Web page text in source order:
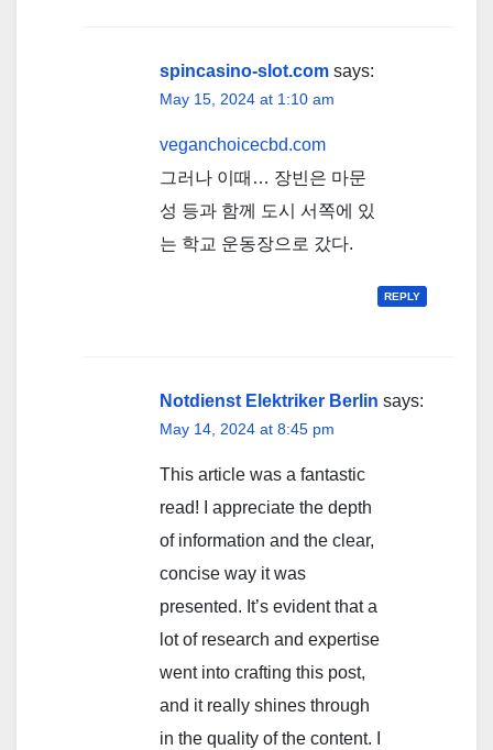
spincasino-slot.com says:
May 15, 2024 at 1:10 am
veganchoicecbd.com
그러나 이때… 장빈은 마문
성 등과 함께 도시 서쪽에 있
는 학교 운동장으로 갔다.
REPLY
Notdienst Elektriker Berlin says:
May 14, 2024 at 8:45 pm
This article was a fantastic
read! I appreciate the depth
of information and the clear,
concise way it was
presented. It’s evident that a
lot of research and expertise
went into crafting this post,
and it really shines through
in the quality of the content. I